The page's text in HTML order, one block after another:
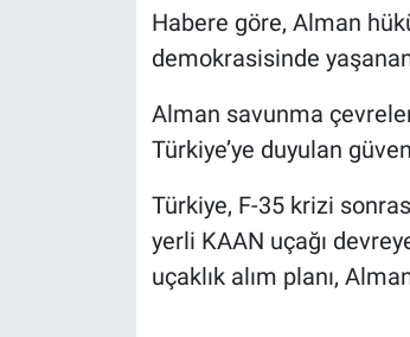
Habere göre, Alman
demokrasisinde
Alman savunma
Türkiye’ye duyulan
Türkiye, F-35 krizi
yerli KAAN uçağı
uçaklık alım planı,
Türkiye'nin Geleceği
Türkiye'nin Gündemi
Yerel Gündem
Yerel Yaşam
Canlı Yayın